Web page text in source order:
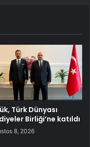
Türk Dünyası
Birliği’ne katıldı
8, 2026